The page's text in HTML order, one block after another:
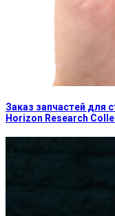
Заказ запчастей для
Horizon Research